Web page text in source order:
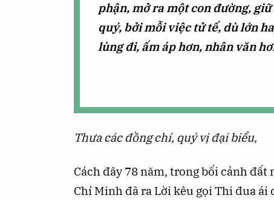
phận, mở ra một con đường,
quý, bởi mỗi việc tử tế, dù lớn
lùng đi, ấm áp hơn, nhân văn
Thưa các đồng chí, quý vị đại biểu,
Cách đây 78 năm, trong bối cảnh
Chí Minh đã ra Lời kêu gọi Thi đua